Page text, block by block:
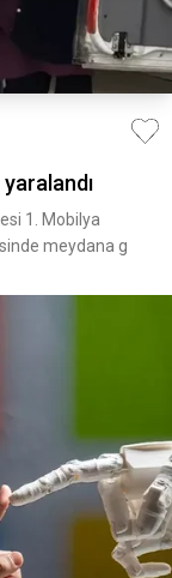
1. Mobilya
meydana g